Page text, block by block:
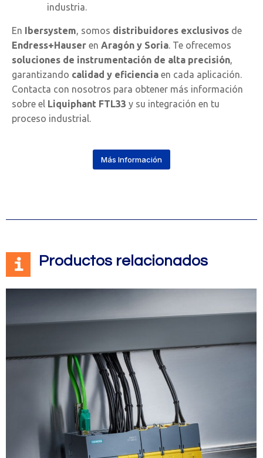
industria.
En Ibersystem, somos distribuidores exclusivos de
Endress+Hauser en Aragón y Soria. Te ofrecemos
soluciones de instrumentación de alta precisión,
garantizando calidad y eficiencia en cada aplicación.
Contacta con nosotros para obtener más información
sobre el Liquiphant FTL33 y su integración en tu
proceso industrial.
Más Información
Productos relacionados